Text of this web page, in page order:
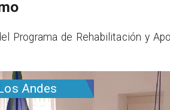
Andes
Programa de Rehabilitación y